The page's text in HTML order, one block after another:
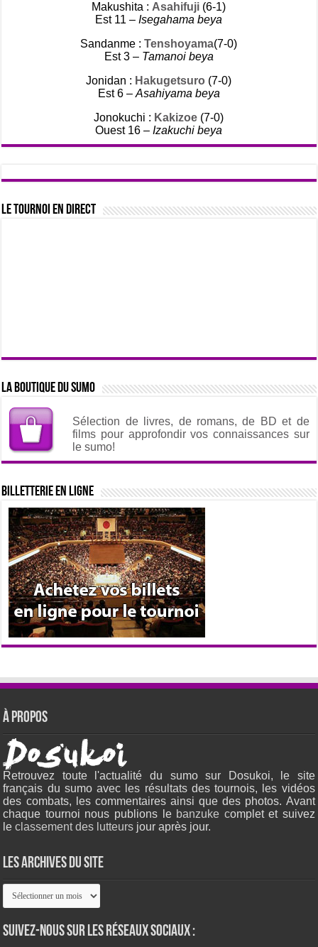
Makushita : Asahifuji (6-1)
Est 11 –Isegahama beya
Sandanme :Tenshoyama(7-0)
Est 3 – Tamanoi beya
Jonidan : Hakugetsuro (7-0)
Est 6 – Asahiyama beya
Jonokuchi : Kakizoe (7-0)
Ouest 16 –Izakuchi beya
Le tournoi en direct
La boutique du sumo
Sélection de livres, de romans, de BD et de
films pour approfondir vos connaissances sur
le sumo!
Billetterie en ligne
À propos
Retrouvez toute l'actualité du sumo sur Dosukoi, le site
français du sumo avec les résultats des tournois, les vidéos
des combats, les commentaires ainsi que des photos. Avant
chaque tournoi nous publions le banzuke complet et suivez
leclassement des lutteurs jour après jour.
Les archives du site
Les
archives
site
Suivez-nous sur les réseaux sociaux :